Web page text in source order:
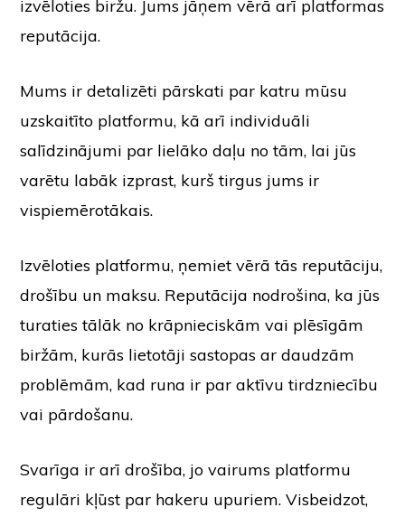
izvēloties biržu. Jums jāņem vērā arī platformas
reputācija.
Mums ir detalizēti pārskati par katru mūsu
uzskaitīto platformu, kā arī individuāli
salīdzinājumi par lielāko daļu no tām, lai jūs
varētu labāk izprast, kurš tirgus jums ir
vispiemērotākais.
Izvēloties platformu, ņemiet vērā tās reputāciju,
drošību un maksu. Reputācija nodrošina, ka jūs
turaties tālāk no krāpnieciskām vai plēsīgām
biržām, kurās lietotāji sastopas ar daudzām
problēmām, kad runa ir par aktīvu tirdzniecību
vai pārdošanu.
Svarīga ir arī drošība, jo vairums platformu
regulāri kļūst par hakeru upuriem. Visbeidzot,